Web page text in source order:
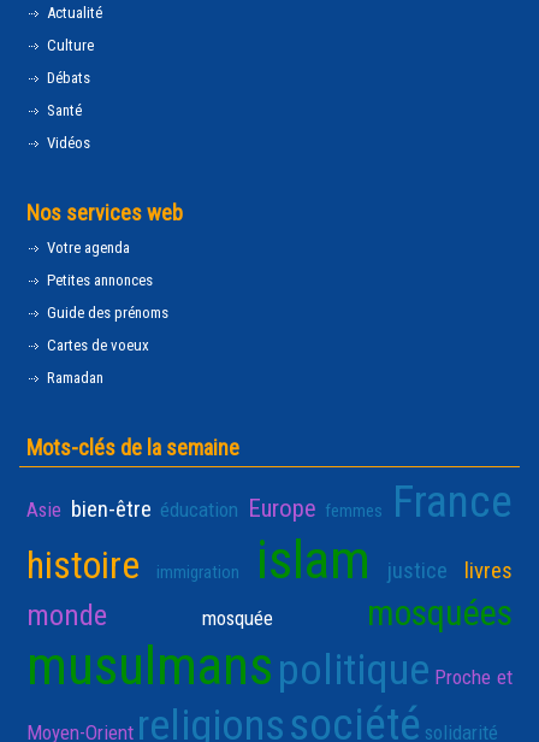
Actualité
Culture
Débats
Santé
Vidéos
Nos services web
Votre agenda
Petites annonces
Guide des prénoms
Cartes de voeux
Ramadan
Mots-clés de la semaine
Asie bien-être éducation Europe femmes France
histoire immigration islam justice livres
monde mosquée mosquées
musulmanspolitique Proche et
Moyen-Orient religionssociété solidarité